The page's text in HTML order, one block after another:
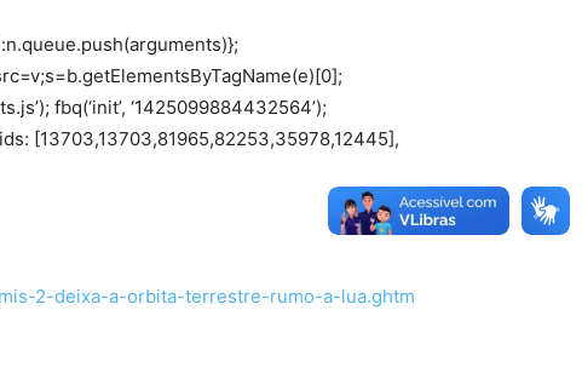
fbq(‘init’, ‘1425099884432564’);
[13703,13703,81965,82253,35978,12445],
2-deixa-a-orbita-terrestre-rumo-a-lua.ghtm